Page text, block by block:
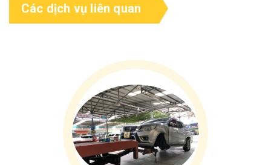
Các dịch vụ liên quan